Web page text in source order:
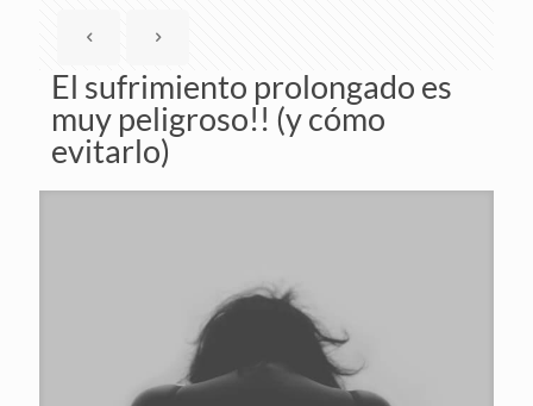
El sufrimiento prolongado es
muy peligroso!! (y cómo
evitarlo)